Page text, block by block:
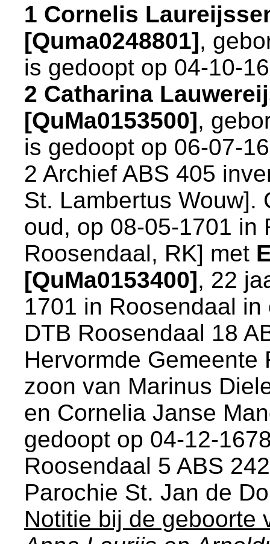
1 Cornelis
[Quma0248801],
is gedoopt op 04-10-
2 Catharina
[QuMa0153500],
is gedoopt op 06-07-
2 Archief ABS 405
St. Lambertus Wouw].
oud, op 08-05-1701 in
Roosendaal, RK] met
[QuMa0153400], 22
1701 in Roosendaal in
DTB Roosendaal 18
Hervormde Gemeente
zoon van Marinus
en Cornelia Janse
gedoopt op 04-12-
Roosendaal 5 ABS
Parochie St. Jan de
Notitie bij de geboorte